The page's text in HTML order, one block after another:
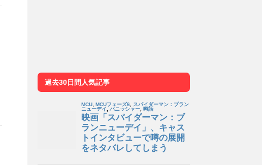
過去30日間人気記事